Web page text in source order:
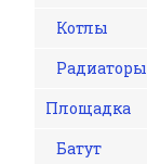
Котлы
Радиаторы
Площадка
Батут